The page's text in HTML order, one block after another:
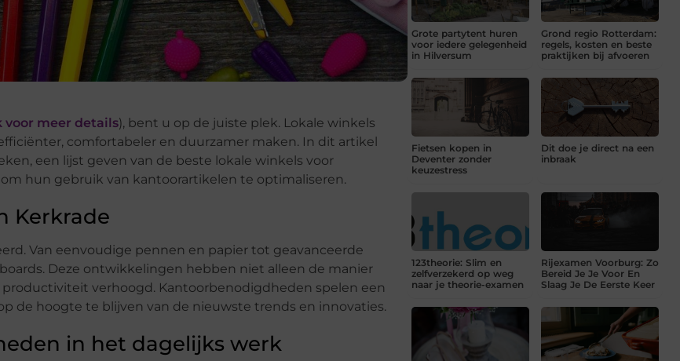
voor meer details), bent u op de juiste plek. Lokale winkels
comfortabeler en duurzamer maken. In dit artikel
een lijst geven van de beste lokale winkels voor
hun gebruik van kantoorartikelen te optimaliseren.
Kerkrade
Van eenvoudige pennen en papier tot geavanceerde
Deze ontwikkelingen hebben niet alleen de manier
verhoogd. Kantoorbenodigdheden spelen een
de hoogte te blijven van de nieuwste trends en innovaties.
in het dagelijks werk
Grote partytent huren
voor iedere gelegenheid
in Hilversum
Grond regio Rotterdam:
regels, kosten en beste
praktijken bij afvoeren
Fietsen kopen in
Deventer zonder
keuzestress
Dit doe je direct na een
inbraak
123theorie: Slim en
zelfverzekerd op weg
naar je theorie-examen
Rijexamen Voorburg: Zo
Bereid Je Je Voor En
Slaag Je De Eerste Keer